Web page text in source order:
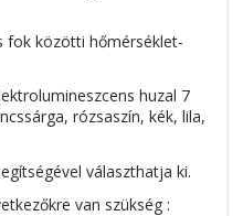
fok közötti hőmérséklet-
huzal 7
rózsaszín, kék, lila,
választhatja ki.
van szükség :